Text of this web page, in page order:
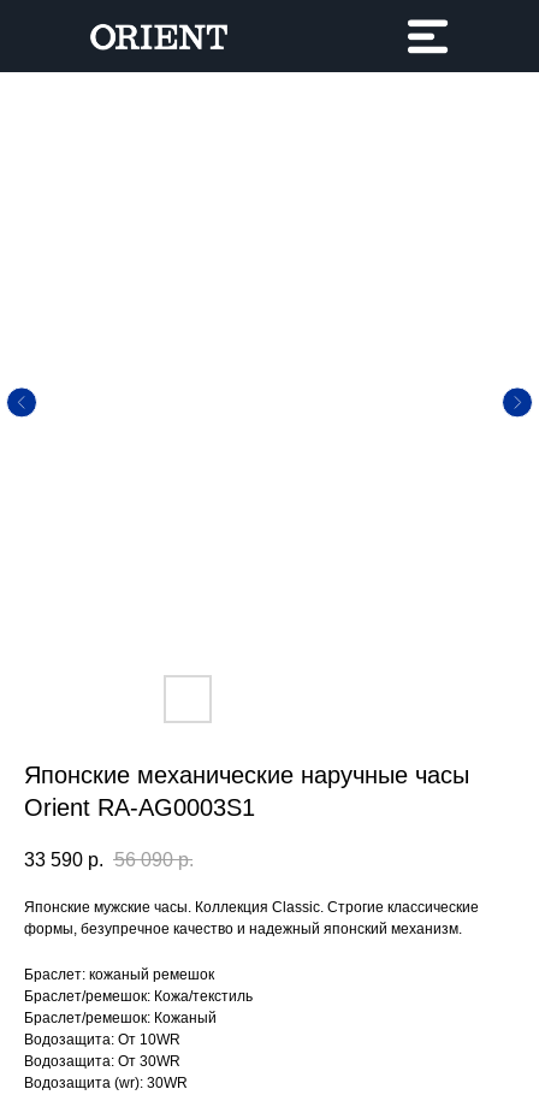
Японские механические наручные часы
Orient RA-AG0003S1
33 590 р. 56 090 р.
Японские мужские часы. Коллекция Classic. Строгие классические
формы, безупречное качество и надежный японский механизм.
Браслет: кожаный ремешок
Браслет/ремешок: Кожа/текстиль
Браслет/ремешок: Кожаный
Водозащита: От 10WR
Водозащита: От 30WR
Водозащита (wr): 30WR